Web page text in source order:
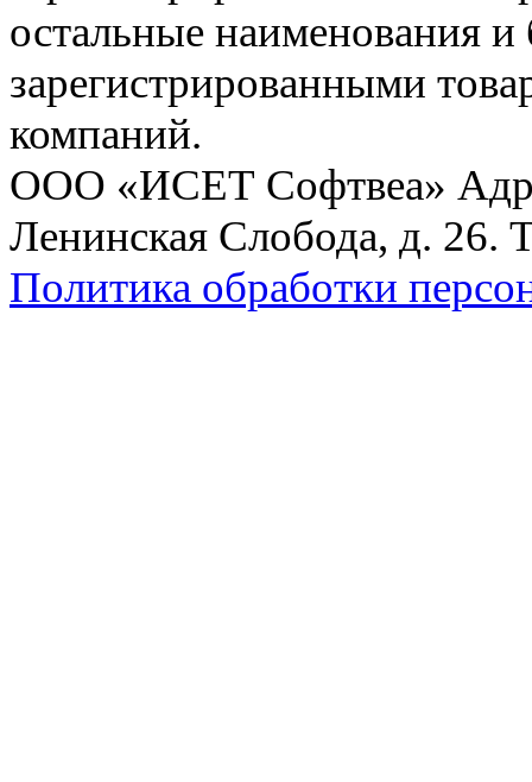
остальные наименования
зарегистрированными
компаний.
ООО «ИСЕТ Софтвеа»
Ленинская Слобода, д. 26.
Политика обработки